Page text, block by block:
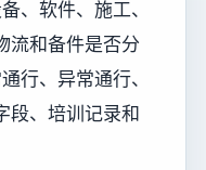
、软件、施工、
流和备件是否分
行、异常通行、
段、培训记录和